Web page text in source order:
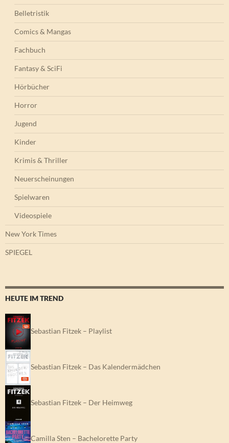
Belletristik
Comics & Mangas
Fachbuch
Fantasy & SciFi
Hörbücher
Horror
Jugend
Kinder
Krimis & Thriller
Neuerscheinungen
Spielwaren
Videospiele
New York Times
SPIEGEL
HEUTE IM TREND
Sebastian Fitzek – Playlist
Sebastian Fitzek – Das Kalendermädchen
Sebastian Fitzek – Der Heimweg
Camilla Sten – Bachelorette Party